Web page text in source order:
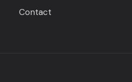
Contact